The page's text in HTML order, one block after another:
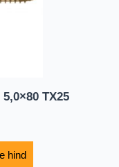
TX25